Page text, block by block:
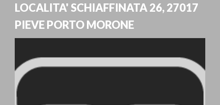
LOCALITA' SCHIAFFINATA 26,27017
PIEVE PORTO MORONE